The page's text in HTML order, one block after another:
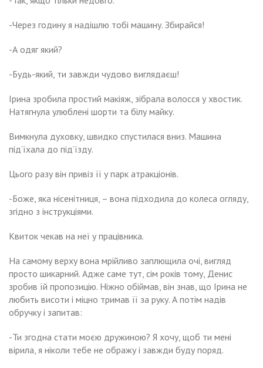
-Через годину я надішлю тобі машину. Збирайся!
-А одяг який?
-Будь-який, ти завжди чудово виглядаєш!
Ірина зробила простий макіяж, зібрала волосся у хвостик.
Натягнула улюблені шорти та білу майку.
Вимкнула духовку, швидко спустилася вниз. Машина
під’їхала до під’їзду.
Цього разу він привіз її у парк атракціонів.
-Боже, яка нісенітниця, – вона підходила до колеса огляду,
згідно з інструкціями.
Квиток чекав на неї у працівника.
На самому верху вона мрійливо заплющила очі, вигляд
просто шикарний. Адже саме тут, сім років тому, Денис
зробив їй пропозицію. Ніжно обіймав, він знав, що Ірина не
любить висоти і міцно тримав її за руку. А потім надів
обручку і запитав:
-Ти згодна стати моєю дружиною? Я хочу, щоб ти мені
вірила, я ніколи тебе не ображу і завжди буду поряд.